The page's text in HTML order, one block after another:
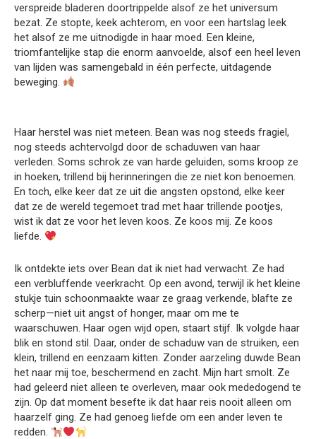
verspreide bladeren doortrippelde alsof ze het universum
bezat. Ze stopte, keek achterom, en voor een hartslag leek
het alsof ze me uitnodigde in haar moed. Een kleine,
triomfantelijke stap die enorm aanvoelde, alsof een heel leven
van lijden was samengebald in één perfecte, uitdagende
beweging.
Haar herstel was niet meteen. Bean was nog steeds fragiel,
nog steeds achtervolgd door de schaduwen van haar
verleden. Soms schrok ze van harde geluiden, soms kroop ze
in hoeken, trillend bij herinneringen die ze niet kon benoemen.
En toch, elke keer dat ze uit die angsten opstond, elke keer
dat ze de wereld tegemoet trad met haar trillende pootjes,
wist ik dat ze voor het leven koos. Ze koos mij. Ze koos
liefde.
Ik ontdekte iets over Bean dat ik niet had verwacht. Ze had
een verbluffende veerkracht. Op een avond, terwijl ik het kleine
stukje tuin schoonmaakte waar ze graag verkende, blafte ze
scherp—niet uit angst of honger, maar om me te
waarschuwen. Haar ogen wijd open, staart stijf. Ik volgde haar
blik en stond stil. Daar, onder de schaduw van de struiken, een
klein, trillend en eenzaam kitten. Zonder aarzeling duwde Bean
het naar mij toe, beschermend en zacht. Mijn hart smolt. Ze
had geleerd niet alleen te overleven, maar ook mededogend te
zijn. Op dat moment besefte ik dat haar reis nooit alleen om
haarzelf ging. Ze had genoeg liefde om een ander leven te
redden.